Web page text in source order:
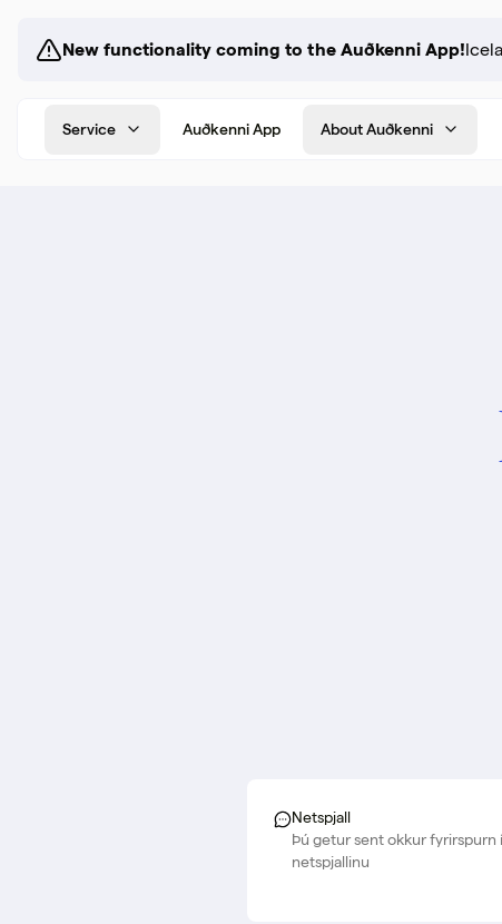
New functionality coming to the Auðkenni App!
Service Auðkenni App About Auðkenni
Netspjall
Þú getur sent okkur fyrirspurn í
netspjallinu